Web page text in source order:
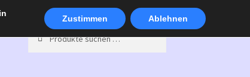
Suchen
nach:
Suchen
Zustimmen Ablehnen